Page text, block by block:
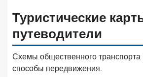
Туристические
путеводители
Схемы общественного транспорта
способы передвижения.